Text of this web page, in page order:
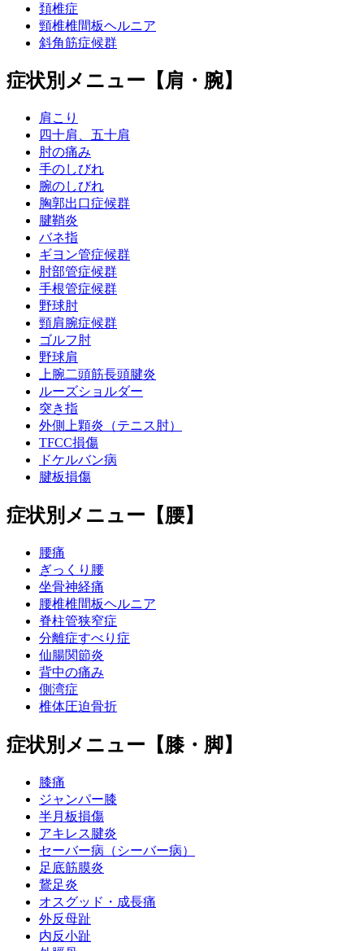
頚椎症
頸椎椎間板ヘルニア
斜角筋症候群
症状別メニュー【肩・腕】
肩こり
四十肩、五十肩
肘の痛み
手のしびれ
腕のしびれ
胸郭出口症候群
腱鞘炎
バネ指
ギヨン管症候群
肘部管症候群
手根管症候群
野球肘
頸肩腕症候群
ゴルフ肘
野球肩
上腕二頭筋長頭腱炎
ルーズショルダー
突き指
外側上顆炎（テニス肘）
TFCC損傷
ドケルバン病
腱板損傷
症状別メニュー【腰】
腰痛
ぎっくり腰
坐骨神経痛
腰椎椎間板ヘルニア
脊柱管狭窄症
分離症すべり症
仙腸関節炎
背中の痛み
側湾症
椎体圧迫骨折
症状別メニュー【膝・脚】
膝痛
ジャンパー膝
半月板損傷
アキレス腱炎
セーバー病（シーバー病）
足底筋膜炎
鵞足炎
オスグッド・成長痛
外反母趾
内反小趾